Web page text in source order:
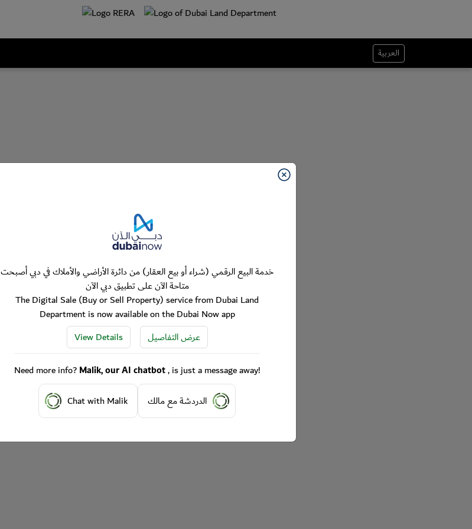
العربية
خدمة البيع الرقمي (شراء أو بيع العقار) من دائرة الأراضي والأملاك في دبي أصبحت
متاحة الآن على تطبيق دبي الآن
The Digital Sale (Buy or Sell Property) service from Dubai Land
Department is now available on the Dubai Now app
View Details
عرض التفاصيل
Need more info?Malik, our AI chatbot, is just a message away!
Chat with Malik
الدردشة مع مالك